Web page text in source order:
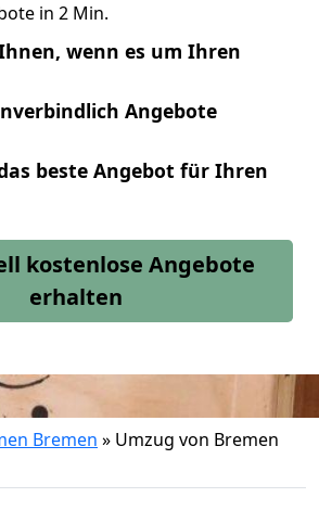
in 2 Min.
wenn es um Ihren
Angebote
beste Angebot für Ihren
kostenlose Angebote
erhalten
Bremen » Umzug von Bremen